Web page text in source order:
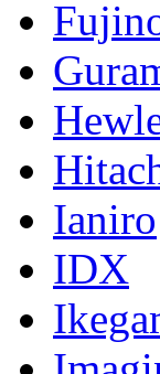
Ianiro
IDX